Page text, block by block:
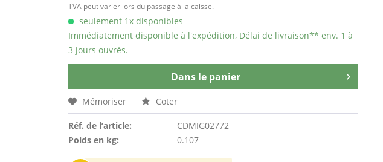
TVA peut varier lors du passage à la caisse.
seulement 1x disponibles
Immédiatement disponible à l'expédition, Délai de livraison** env. 1 à
3 jours ouvrés.
Dans le panier
Mémoriser Coter
Réf. de l’article:
CDMIG02772
Poids en kg:
0.107